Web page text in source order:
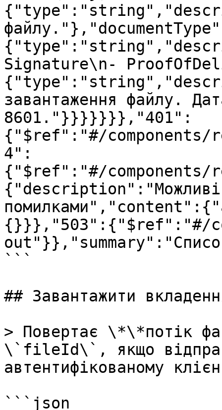
Signature\n-
завантаження файлу.
8601."}}}}}}},"401":
{"$ref":"#/components/
4":
{"$ref":"#/components/
{"description":"Можливі
{}}},"503":{"$ref":"#/
```
## Завантажити
> Повертає \*\*потік
\`fileId\`, якщо
автентифікованому
```json